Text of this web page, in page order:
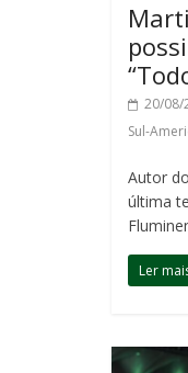
20/08/
Sul-
Autor
última
Ler